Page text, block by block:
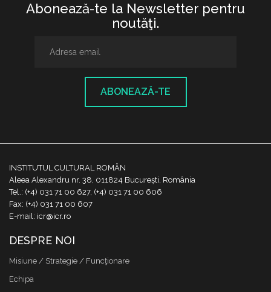
Abonează-te la Newsletter pentru
noutăţi.
ABONEAZĂ-TE
INSTITUTUL CULTURAL ROMÂN
Aleea Alexandru nr. 38, 011824 București, România
Tel.: (+4) 031 71 00 627, (+4) 031 71 00 606
Fax: (+4) 031 71 00 607
E-mail: icr@icr.ro
DESPRE NOI
Misiune / Strategie / Funcţionare
Echipa